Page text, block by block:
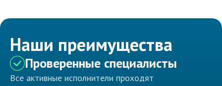
Наши преимущества
Проверенные специалисты
Все активные исполнители проходят